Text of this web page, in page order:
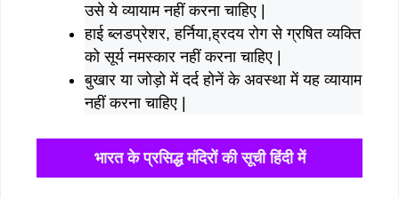
उसे ये व्यायाम नहीं करना चाहिए |
हाई ब्लडप्रेशर, हर्निया,ह्रदय रोग से ग्रषित व्यक्ति
को सूर्य नमस्कार नहीं करना चाहिए |
बुखार या जोड़ो में दर्द होनें के अवस्था में यह व्यायाम
नहीं करना चाहिए |
भारत के प्रसिद्ध मंदिरों की सूची हिंदी में